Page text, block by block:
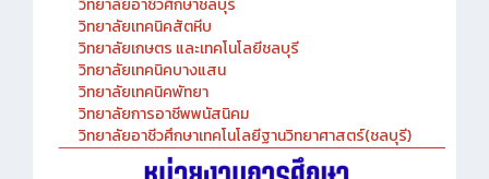
วิทยาลัยเทคนิคชลบุรี
วิทยาลัยอาชีวศึกษาชลบุรี
วิทยาลัยเทคนิคสัตหีบ
วิทยาลัยเกษตร และเทคโนโลยีชลบุรี
วิทยาลัยเทคนิคบางแสน
วิทยาลัยเทคนิคพัทยา
วิทยาลัยการอาชีพพนัสนิคม
วิทยาลัยอาชีวศึกษาเทคโนโลยีฐานวิทยาศาสตร์(ชลบุรี)